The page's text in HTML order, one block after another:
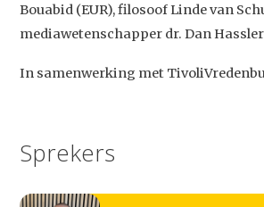
Bouabid (EUR), filosoof Linde van
mediawetenschapper dr. Dan
In samenwerking met
Sprekers